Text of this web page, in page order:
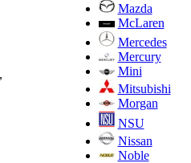
Mazda
McLaren
Mercedes
Mercury
Mini
Mitsubishi
Morgan
NSU
Nissan
Noble